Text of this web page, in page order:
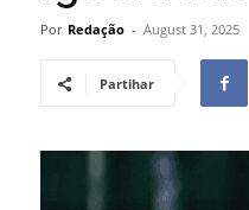
Por Redação - August 31, 2025
Partihar